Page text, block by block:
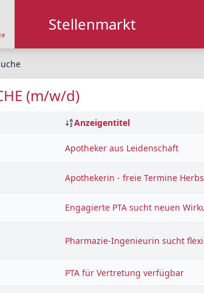
Stellenmarkt
(m/w/d)
Anzeigentitel
Apotheker aus Leidenschaft
Apothekerin - freie Termine
Engagierte PTA sucht neuen
Pharmazie-Ingenieurin sucht
PTA für Vertretung verfügbar